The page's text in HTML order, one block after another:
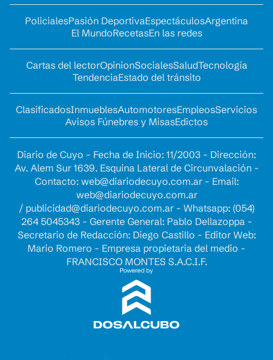
PolicialesPasión DeportivaEspectáculosArgentina
El MundoRecetasEn las redes
Cartas del lectorOpinionSocialesSaludTecnología
TendenciaEstado del tránsito
ClasificadosInmueblesAutomotoresEmpleosServicios
Avisos Fúnebres y MisasEdictos
Diario de Cuyo - Fecha de Inicio: 11/2003 - Dirección:
Av. Alem Sur 1639. Esquina Lateral de Circunvalación -
Contacto: web@diariodecuyo.com.ar- Email:
web@diariodecuyo.com.ar
/ publicidad@diariodecuyo.com.ar- Whatsapp: (054)
264 5045343 - Gerente General: Pablo Dellazoppa -
Secretario de Redacción: Diego Castillo - Editor Web:
Mario Romero - Empresa propietaria del medio -
FRANCISCO MONTES S.A.C.I.F.